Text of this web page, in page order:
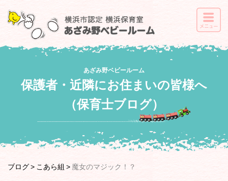
あざみ野ベビールーム
保護者・近隣にお住まいの皆様へ
（保育士ブログ）
ブログ こあら組 魔女のマジック！？